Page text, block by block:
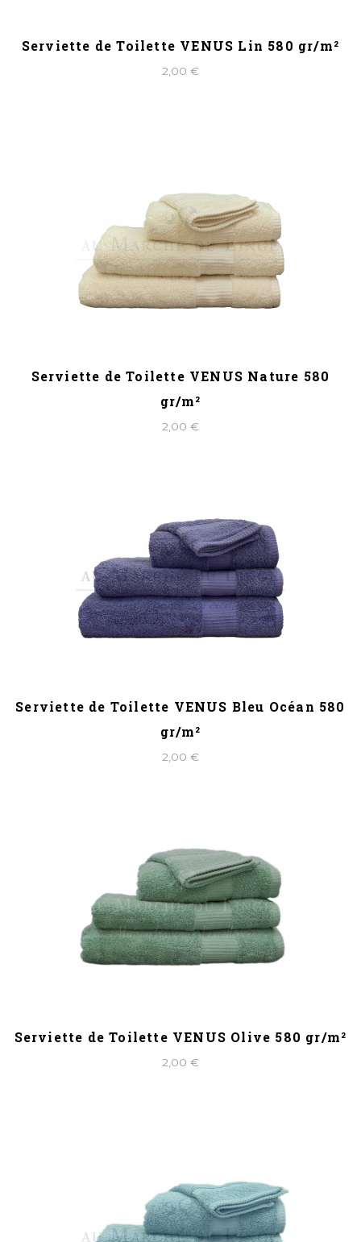
Serviette de Toilette VENUS Lin 580 gr/m²
2,00 €
Serviette de Toilette VENUS Nature 580
gr/m²
2,00 €
Serviette de Toilette VENUS Bleu Océan 580
gr/m²
2,00 €
Serviette de Toilette VENUS Olive 580 gr/m²
2,00 €